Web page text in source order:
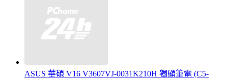
ASUS 華碩 V16 V3607VJ-0031K210H 獨顯筆電 (C5-